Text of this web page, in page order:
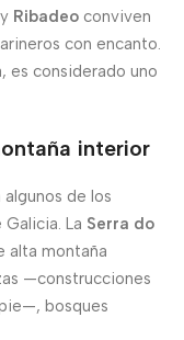
y Ribadeo conviven
con encanto.
es considerado uno
interior
de los
La Serra do
alta montaña
—construcciones
bosques